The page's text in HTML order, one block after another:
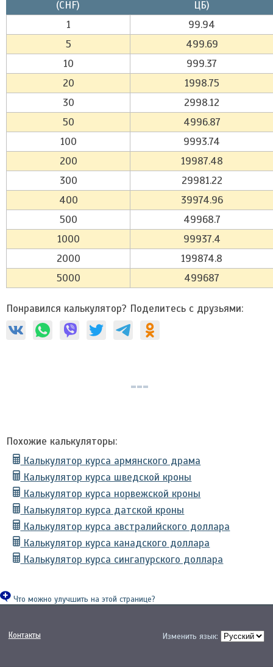
(CHF)
ЦБ)
1
99.94
5
499.69
10
999.37
20
1998.75
30
2998.12
50
4996.87
100
9993.74
200
19987.48
300
29981.22
400
39974.96
500
49968.7
1000
99937.4
2000
199874.8
5000
499687
Понравился калькулятор? Поделитесь с друзьями:
Похожие калькуляторы:
Калькулятор курса армянского драма
Калькулятор курса шведской кроны
Калькулятор курса норвежской кроны
Калькулятор курса датской кроны
Калькулятор курса австралийского доллара
Калькулятор курса канадского доллара
Калькулятор курса сингапурского доллара
Что можно улучшить на этой странице?
Контакты Изменить язык: